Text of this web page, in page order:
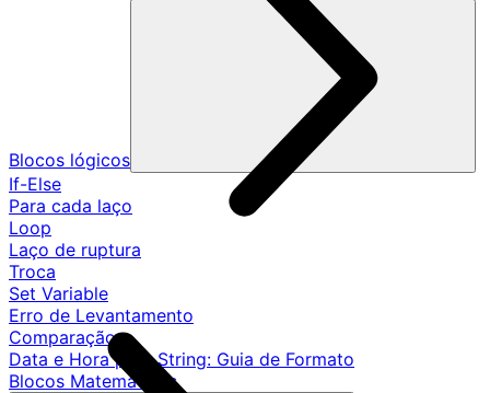
Blocos lógicos
If-Else
Para cada laço
Loop
Laço de ruptura
Troca
Set Variable
Erro de Levantamento
Comparação
Data e Hora para String: Guia de Formato
Blocos Matemáticos